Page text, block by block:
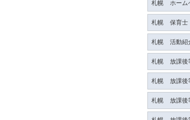
札幌 ホーム
札幌 保育
札幌 活動紹
札幌 放課後
札幌 放課後
札幌 放課後